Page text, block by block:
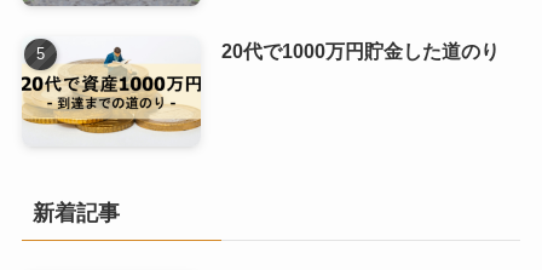
20代で1000万円貯金した道のり
新着記事